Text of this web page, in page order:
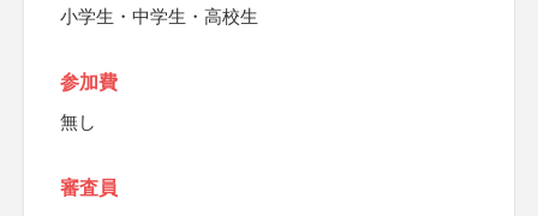
小学生・中学生・高校生
参加費
無し
審査員